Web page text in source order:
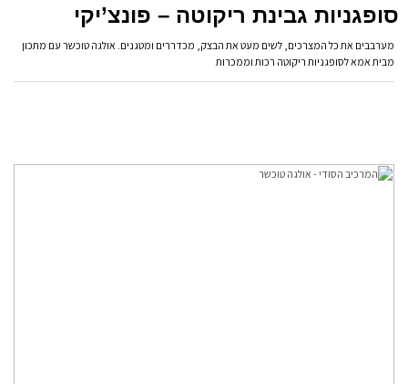
סופגניות גבינת ריקוטה – פונצ’יקי
מערבבים את כל המצרכים, לשים מעט את הבצק, מכדררים ומטגנים. אולגה טוכשר עם מתכון
מבית אמא לסופגניות ריקוטה רכות וממכרות